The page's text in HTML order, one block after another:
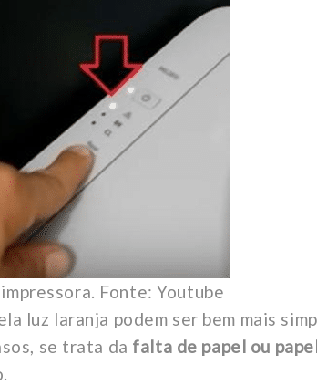
Fonte: Youtube
luz laranja podem ser bem mais
se trata da falta de papel ou